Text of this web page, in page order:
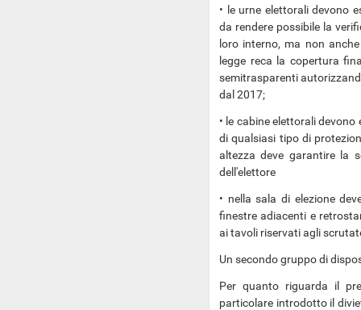
• le urne elettorali devono
da rendere possibile la
loro interno, ma non
legge reca la copertura
semitrasparenti
dal 2017;
• le cabine elettorali
di qualsiasi tipo di
altezza deve garantire la
dell'elettore
• nella sala di elezione
finestre adiacenti e
ai tavoli riservati agli
Un secondo gruppo di
Per quanto riguarda il
particolare introdotto il